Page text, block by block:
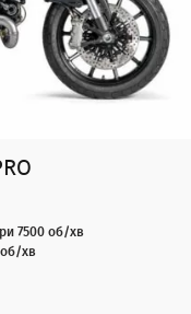
7500 об/хв
об/хв